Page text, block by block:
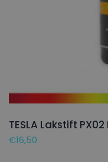
TESLA Lakstift
€16,50